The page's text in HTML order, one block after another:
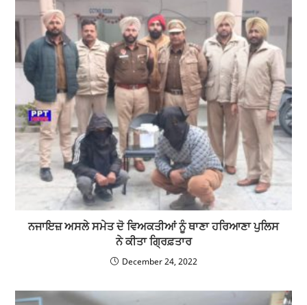
ਨਜਾਇਜ਼ ਅਸਲੇ ਸਮੇਤ ਦੋ ਵਿਅਕਤੀਆਂ ਨੂੰ ਥਾਣਾ ਹਰਿਆਣਾ ਪੁਲਿਸ
ਨੇ ਕੀਤਾ ਗ੍ਰਿਫ਼ਤਾਰ
December 24, 2022